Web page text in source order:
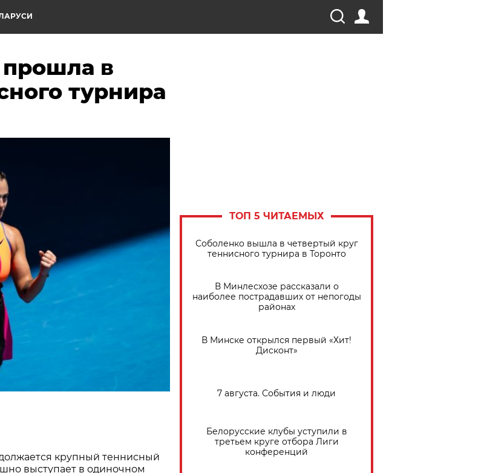
в
турнира
крупный теннисный
выступает в одиночном
ТОП 5 ЧИТАЕМЫХ
Соболенко вышла в четвертый круг
теннисного турнира в Торонто
В Минлесхозе рассказали о
наиболее пострадавших от непогоды
районах
В Минске открылся первый «Хит!
Дисконт»
7 августа. События и люди
Белорусские клубы уступили в
третьем круге отбора Лиги
конференций